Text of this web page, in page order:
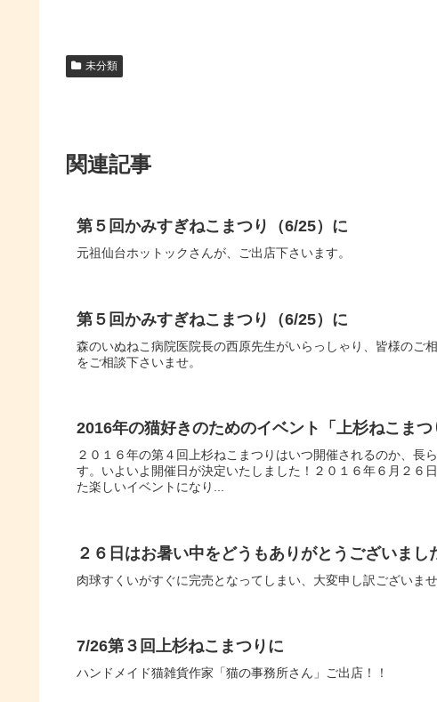
未分類
関連記事
第５回かみすぎねこまつり（6/25）に
元祖仙台ホットックさんが、ご出店下さいます。
第５回かみすぎねこまつり（6/25）に
森のいぬねこ病院医院長の西原先生がいらっしゃり、皆様のご
をご相談下さいませ。
2016年の猫好きのためのイベント「上杉ねこまつ
２０１６年の第４回上杉ねこまつりはいつ開催されるのか、長
す。いよいよ開催日が決定いたしました！２０１６年６月２６
た楽しいイベントになり...
２６日はお暑い中をどうもありがとうございまし
肉球すくいがすぐに完売となってしまい、大変申し訳ございませ
7/26第３回上杉ねこまつりに
ハンドメイド猫雑貨作家「猫の事務所さん」ご出店！！